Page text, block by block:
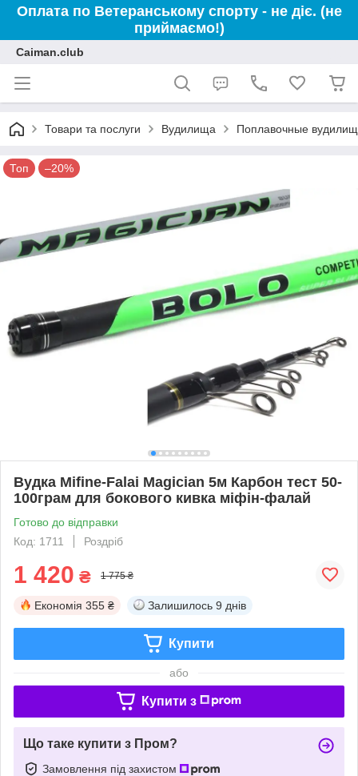
Оплата по Ветеранському спорту - не діє. (не
приймаємо!)
Caiman.club
Товари та послуги Вудилища Поплавочные
Топ –20%
Вудка Mifine-Falai Magician 5м Карбон тест 50-
100грам для бокового кивка міфін-фалай
Готово до відправки
Код: 1711
Роздріб
1 420 ₴ 1 775 ₴
Економія 355 ₴ Залишилось 9 днів
Купити
або
Купити з
Що таке купити з Пром?
Замовлення під захистом